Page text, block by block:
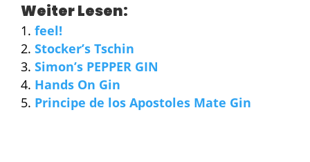
Weiter Lesen:
feel!
Stocker’s Tschin
Simon’s PEPPER GIN
Hands On Gin
Principe de los Apostoles Mate Gin